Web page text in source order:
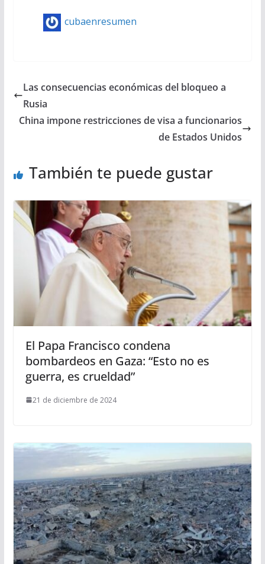
cubaenresumen
Las consecuencias económicas del bloqueo a
Rusia
China impone restricciones de visa a funcionarios
de Estados Unidos
También te puede gustar
El Papa Francisco condena
bombardeos en Gaza: “Esto no es
guerra, es crueldad”
21 de diciembre de 2024